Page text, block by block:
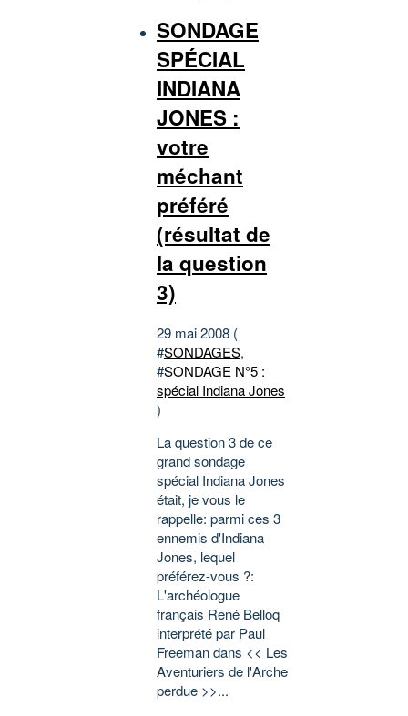
SONDAGE
SPÉCIAL
INDIANA
JONES :
votre
méchant
préféré
(résultat de
la question
3)
29 mai 2008 (
#SONDAGES,
#SONDAGE N°5 :
spécial Indiana Jones
)
La question 3 de ce
grand sondage
spécial Indiana Jones
était, je vous le
rappelle: parmi ces 3
ennemis d'Indiana
Jones, lequel
préférez-vous ?:
L'archéologue
français René Belloq
interprété par Paul
Freeman dans << Les
Aventuriers de l'Arche
perdue >>...